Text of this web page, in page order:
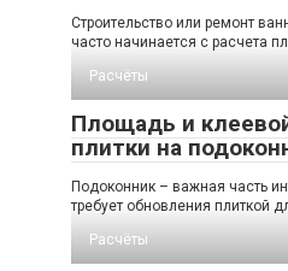
Строительство или ремонт
часто начинается с расчета
Расчёты
Площадь и
плитки на
Подоконник – важная часть
требует обновления плиткой
Расчёты